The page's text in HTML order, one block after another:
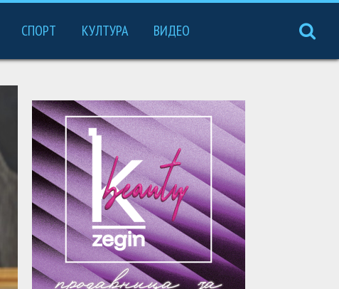
СПОРТ КУЛТУРА ВИДЕО